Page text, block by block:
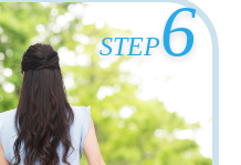
STEP6